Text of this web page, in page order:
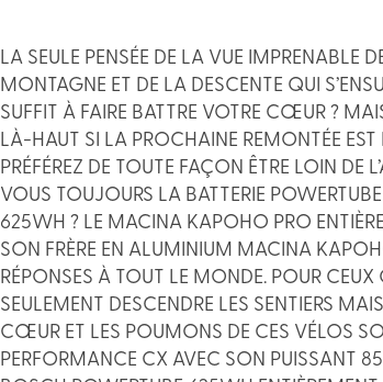
LA SEULE PENSÉE DE LA VUE IMPRENABLE
MONTAGNE ET DE LA DESCENTE QUI
SUFFIT À FAIRE BATTRE VOTRE CŒUR ?
LÀ-HAUT SI LA PROCHAINE REMONTÉE
PRÉFÉREZ DE TOUTE FAÇON ÊTRE LOIN DE
VOUS TOUJOURS LA BATTERIE
625WH ? LE MACINA KAPOHO PRO
SON FRÈRE EN ALUMINIUM MACINA
RÉPONSES À TOUT LE MONDE. POUR CEUX
SEULEMENT DESCENDRE LES SENTIERS
CŒUR ET LES POUMONS DE CES VÉLOS
PERFORMANCE CX AVEC SON PUISSANT